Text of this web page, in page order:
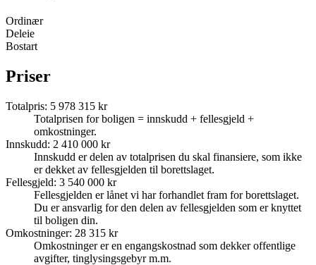
Ordinær
Deleie
Bostart
Priser
Totalpris: 5 978 315 kr
Totalprisen for boligen = innskudd + fellesgjeld +
omkostninger.
Innskudd: 2 410 000 kr
Innskudd er delen av totalprisen du skal finansiere, som ikke
er dekket av fellesgjelden til borettslaget.
Fellesgjeld: 3 540 000 kr
Fellesgjelden er lånet vi har forhandlet fram for borettslaget.
Du er ansvarlig for den delen av fellesgjelden som er knyttet
til boligen din.
Omkostninger: 28 315 kr
Omkostninger er en engangskostnad som dekker offentlige
avgifter, tinglysingsgebyr m.m.